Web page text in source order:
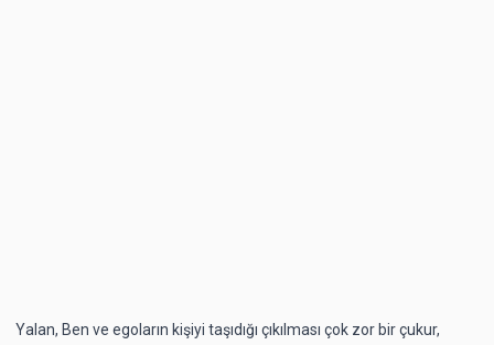
Yalan, Ben ve egoların kişiyi taşıdığı çıkılması çok zor bir çukur,